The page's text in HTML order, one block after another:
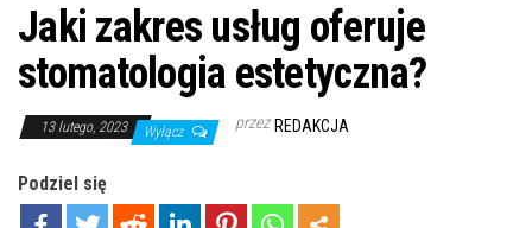
Jaki zakres usług oferuje
stomatologia estetyczna?
13 lutego, 2023 Wyłącz przez REDAKCJA
Podziel się